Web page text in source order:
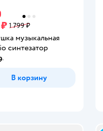
1 799 ₽
музыкальная
синтезатор
В корзину